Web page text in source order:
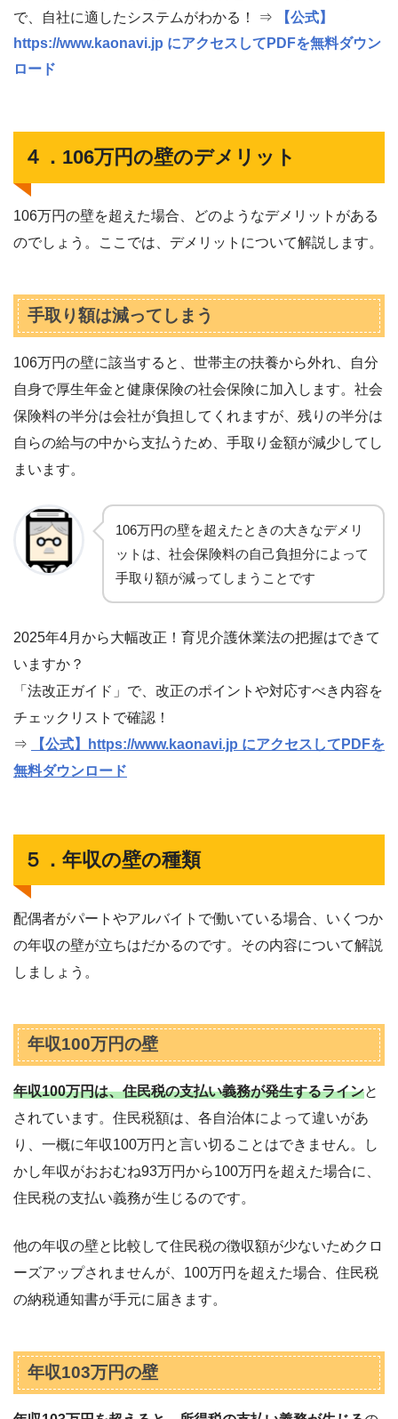
で、自社に適したシステムがわかる！ ⇒
【公式】
https://www.kaonavi.jp にアクセスしてPDFを無料ダウン
ロード
４．106万円の壁のデメリット
106万円の壁を超えた場合、どのようなデメリットがある
のでしょう。ここでは、デメリットについて解説します。
手取り額は減ってしまう
106万円の壁に該当すると、世帯主の扶養から外れ、自分
自身で厚生年金と健康保険の社会保険に加入します。社会
保険料の半分は会社が負担してくれますが、残りの半分は
自らの給与の中から支払うため、手取り金額が減少してし
まいます。
106万円の壁を超えたときの大きなデメリ
ットは、社会保険料の自己負担分によって
手取り額が減ってしまうことです
2025年4月から大幅改正！育児介護休業法の把握はできて
いますか？
「法改正ガイド」で、改正のポイントや対応すべき内容を
チェックリストで確認！
⇒
【公式】https://www.kaonavi.jp にアクセスしてPDFを
無料ダウンロード
５．年収の壁の種類
配偶者がパートやアルバイトで働いている場合、いくつか
の年収の壁が立ちはだかるのです。その内容について解説
しましょう。
年収100万円の壁
年収100万円は、住民税の支払い義務が発生するラインと
されています。住民税額は、各自治体によって違いがあ
り、一概に年収100万円と言い切ることはできません。し
かし年収がおおむね93万円から100万円を超えた場合に、
住民税の支払い義務が生じるのです。
他の年収の壁と比較して住民税の徴収額が少ないためクロ
ーズアップされませんが、100万円を超えた場合、住民税
の納税通知書が手元に届きます。
年収103万円の壁